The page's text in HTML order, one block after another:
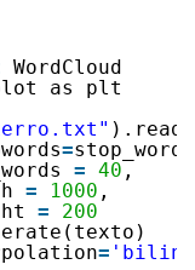
WordCloud
as plt
=
= 40 ,
= 1000 ,
=
200
=